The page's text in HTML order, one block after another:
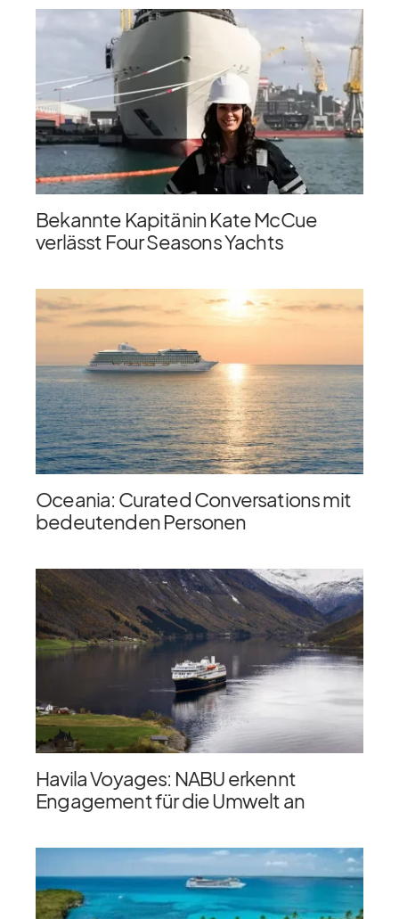
Bekannte Kapitänin Kate McCue
verlässt Four Seasons Yachts
Oceania: Curated Conversations mit
bedeutenden Personen
Havila Voyages: NABU erkennt
Engagement für die Umwelt an